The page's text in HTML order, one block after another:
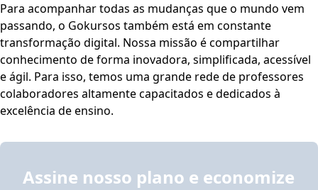
Para acompanhar todas as mudanças que o mundo vem
passando, o Gokursos também está em constante
transformação digital. Nossa missão é compartilhar
conhecimento de forma inovadora, simplificada, acessível
e ágil. Para isso, temos uma grande rede de professores
colaboradores altamente capacitados e dedicados à
excelência de ensino.
Assine nosso plano e economize